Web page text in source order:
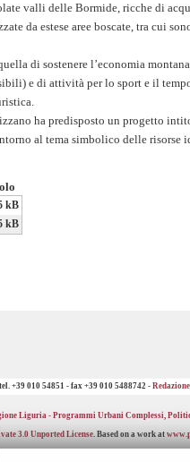
valli delle Bormide, ricche di
da estese aree boscate, tra cui
di sostenere l’economia
e di attività per lo sport e il
ha predisposto un progetto
al tema simbolico delle risorse
kB
kB
+39 010 54851 - fax +39 010 5488742 - Redazione
Liguria - Programmi Urbani Complessi,
3.0 Unported License . Based on a work at